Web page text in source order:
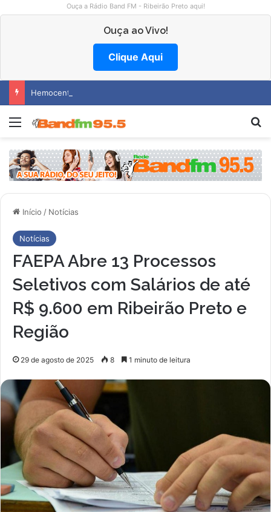
Ouça a Rádio Band FM - Ribeirão Preto aqui!
Ouça ao Vivo!
Clique Aqui
Hemocentro abre vagas na região
Menu
Início / Notícias
Notícias
FAEPA Abre 13 Processos
Seletivos com Salários de até
R$ 9.600 em Ribeirão Preto e
Região
29 de agosto de 2025 8 1 minuto de leitura